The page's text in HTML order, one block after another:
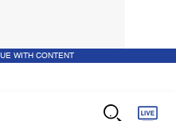
WITH CONTENT